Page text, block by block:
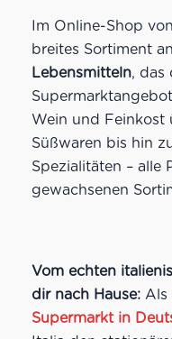
Im Online-Shop
breites Sortiment an
Lebensmitteln, das
Wein und Feinkost
Süßwaren bis hin
Spezialitäten – alle
gewachsenen
Vom echten
dir nach Hause:Als
Supermarkt in